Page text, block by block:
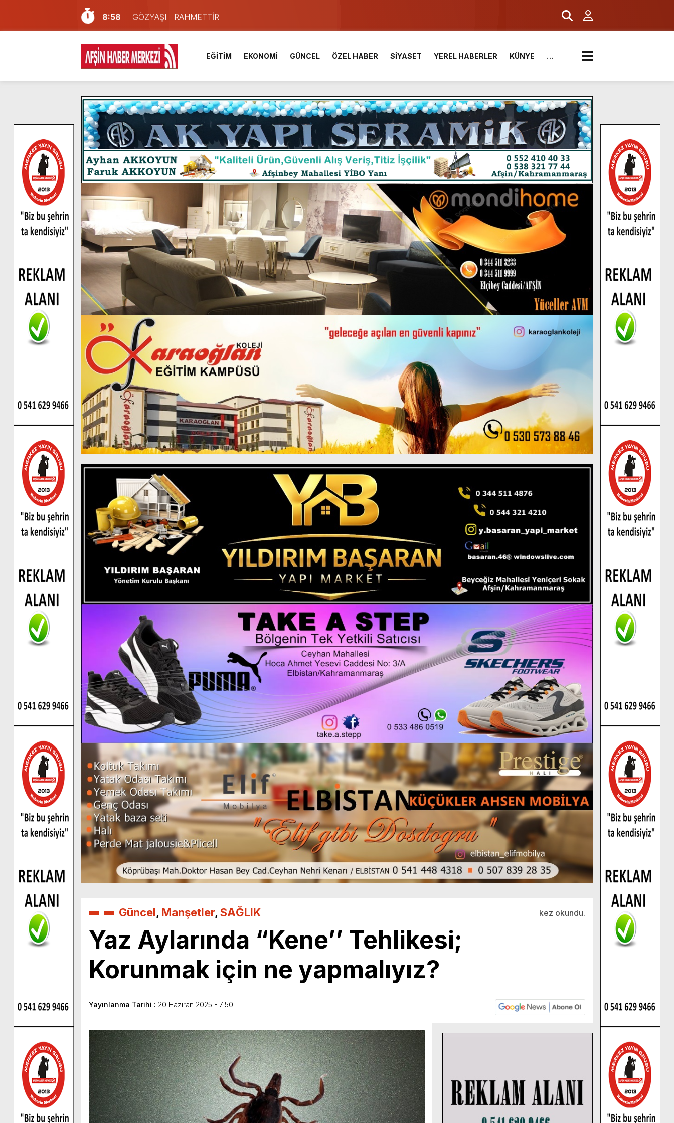
8:58
GÖZYAŞI RAHMETTİR
7:57
Afşin Sağlık Yüksek Okulu ve Meslek Yüksek Okulunda görev değişimi!
6:31
Onikişubat Belediyesi’nin Üniversite Hazırlık Kursu başvurularında son gün 7 Ağustos.
16:10
Uluslararası Bisiklet Yarışması’nda En Zorlu Etap Tamamlandı.
13:27
NOTER ONAYLI TYP LİSTESİ YAYINLANDI.
11:22
KAFUM Fuar Alanı Bulut ve Yavuz’un Ezgileriyle Şenlendi.
8:06
Afşinli bir hemşehrimizin de olduğu Filistin Konvoyu, güçlenerek ilerliyor.
14:05
Madrigal, Perşembe Günü KAFUM’da Sahne Alacak.
7:39
KEDİNİZ Mİ VAR?
4:58
İklim Dirençli Tarım İçin Güç Birliği.
EĞİTİM EKONOMİ GÜNCEL ÖZEL HABER SİYASET YEREL HABERLER KÜNYE …
Güncel, Manşetler,SAĞLIK kez okundu.
Yaz Aylarında “Kene’’ Tehlikesi;
Korunmak için ne yapmalıyız?
Yayınlanma Tarihi : 20 Haziran 2025 - 7:50